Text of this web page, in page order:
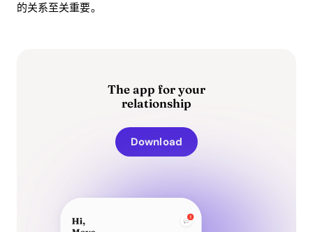
的关系至关重要。
The app for your
relationship
Download